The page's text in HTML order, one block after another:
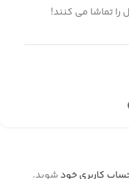
تماشا می کنند!
کاربری خودشوید.